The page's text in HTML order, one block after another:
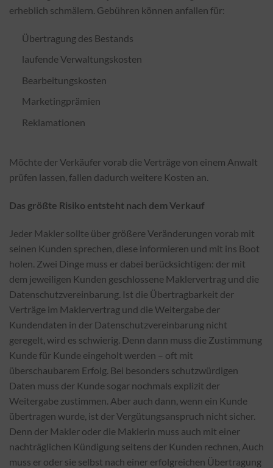
erheblich schmälern. Gebühren können anfallen für:
Übertragung des Bestands
laufende Verwaltungskosten
Bearbeitungskosten
Marketingprämien
Reklamationen
Möchte der Verkäufer vorab die Verträge von einem Anwalt
prüfen lassen, fallen dadurch weitere Kosten an.
Das größte Risiko entsteht nach dem Verkauf
Jeder Makler sollte über größere Veränderungen vorab mit
seinen Kunden sprechen, diese informieren und mit ins Boot
holen. Zwei Dinge muss er dabei berücksichtigen: der mit
dem jeweiligen Kunden geschlossene Maklervertrag und die
Datenschutzvereinbarung. Ist die Übertragbarkeit der
Verträge im Maklervertrag und die Weitergabe der
Kundendaten in der Datenschutzvereinbarung nicht
geregelt, wird es schwierig. Denn dann muss die Zustimmung
Kunde für Kunde eingeholt werden – oft mit
überschaubarem Erfolg. Bei besonders schutzwürdigen
Daten muss der Kunde sogar nochmals explizit der
Weitergabe zustimmen. Aber auch dann, wenn ein Kunde
übertragen wurde, ist der Vergütungsanspruch nicht sicher.
Denn der Makler oder die Maklerin muss auch mit einer
nachträglichen Kündigung seitens der Kunden rechnen, Auch
muss er oder sie selbst nach einer erfolgreichen Übertragung